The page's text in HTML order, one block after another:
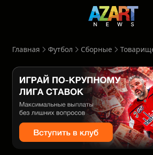
Главная Футбол Сборные